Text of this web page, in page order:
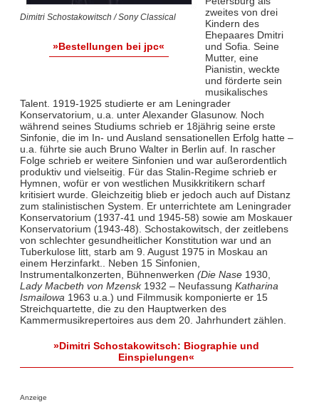
Dimitri Schostakowitsch / Sony Classical
»Bestellungen bei jpc«
zweites von drei
Kindern des
Ehepaares Dmitri
und Sofia. Seine
Mutter, eine
Pianistin, weckte
und förderte sein
musikalisches
Talent. 1919-1925 studierte er am Leningrader
Konservatorium, u.a. unter Alexander Glasunow. Noch
während seines Studiums schrieb er 18jährig seine erste
Sinfonie, die im In- und Ausland sensationellen Erfolg hatte –
u.a. führte sie auch Bruno Walter in Berlin auf. In rascher
Folge schrieb er weitere Sinfonien und war außerordentlich
produktiv und vielseitig. Für das Stalin-Regime schrieb er
Hymnen, wofür er von westlichen Musikkritikern scharf
kritisiert wurde. Gleichzeitig blieb er jedoch auch auf Distanz
zum stalinistischen System. Er unterrichtete am Leningrader
Konservatorium (1937-41 und 1945-58) sowie am Moskauer
Konservatorium (1943-48). Schostakowitsch, der zeitlebens
von schlechter gesundheitlicher Konstitution war und an
Tuberkulose litt, starb am 9. August 1975 in Moskau an
einem Herzinfarkt.. Neben 15 Sinfonien,
Instrumentalkonzerten, Bühnenwerken (Die Nase1930,
Lady Macbeth von Mzensk1932 – Neufassung Katharina
Ismailowa 1963 u.a.) und Filmmusik komponierte er 15
Streichquartette, die zu den Hauptwerken des
Kammermusikrepertoires aus dem 20. Jahrhundert zählen.
»Dimitri Schostakowitsch: Biographie und
Einspielungen«
Anzeige